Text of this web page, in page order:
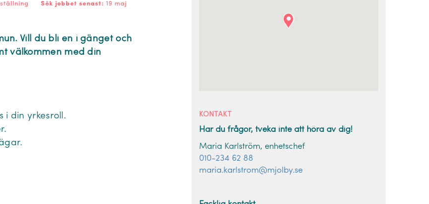
Sök jobbet senast: 19 maj
Vill du bli en i gänget och
välkommen med din
i din yrkesroll.
KONTAKT
Har du frågor, tveka inte att höra av dig!
Maria Karlström, enhetschef
010-234 62 88
maria.karlstrom@mjolby.se